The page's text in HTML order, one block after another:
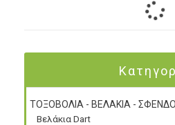
ΤΟΞΟΒΟΛΙΑ - ΒΕΛΑΚΙΑ -
Βελάκια Dart